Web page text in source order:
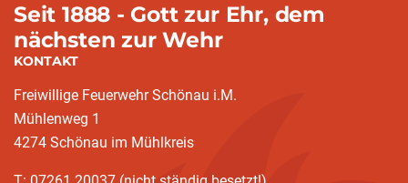
Seit 1888 - Gott zur Ehr, dem
nächsten zur Wehr
KONTAKT
Freiwillige Feuerwehr Schönau i.M.
Mühlenweg 1
4274 Schönau im Mühlkreis